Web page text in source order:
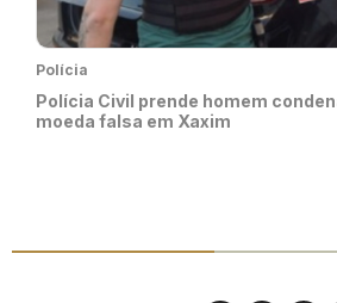
Polícia
Polícia Civil prende homem
moeda falsa em Xaxim